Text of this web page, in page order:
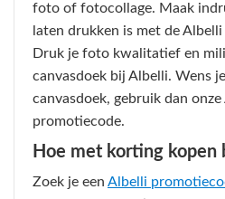
foto of fotocollage. Maak
laten drukken is met de
Druk je foto kwalitatief en
canvasdoek bij Albelli. Wens
canvasdoek, gebruik dan
promotiecode.
Hoe met korting kopen
Zoek je een Albelli